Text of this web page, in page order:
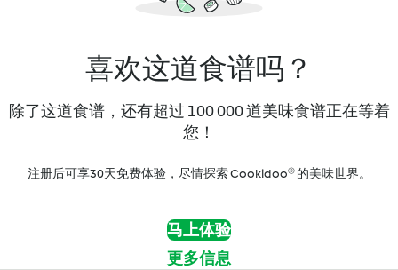
喜欢这道食谱吗？
除了这道食谱，还有超过 100 000 道美味食谱正在等着
您！
注册后可享30天免费体验，尽情探索 Cookidoo® 的美味世界。
马上体验
更多信息